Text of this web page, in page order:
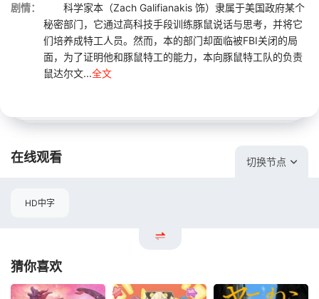
剧情：
科学家本（Zach Galifianakis 饰）隶属于美国政府某个
秘密部门，它通过高科技手段训练豚鼠说话与思考，并将它
们培养成特工人员。然而，本的部门却面临被FBI关闭的局
面，为了证明他和豚鼠特工的能力，本向豚鼠特工队的负责
鼠达尔文...全文
在线观看 切换节点
HD中字
猜你喜欢